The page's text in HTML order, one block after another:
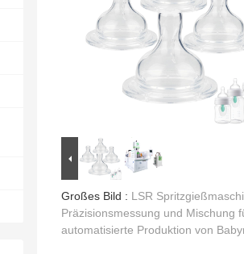
Großes Bild : LSR
Präzisionsmessung und Mischung
automatisierte Produktion von